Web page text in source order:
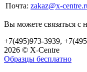
Почта: zakaz@x-
Вы можете связаться с
+7(495)973-3939,
2026 © X-Centre
Образцы бесплатно